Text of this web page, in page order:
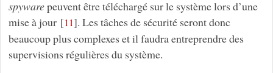
spywarepeuvent être téléchargé sur le système lors d’une
mise à jour[11]. Les tâches de sécurité seront donc
beaucoup plus complexes et il faudra entreprendre des
supervisions régulières du système.